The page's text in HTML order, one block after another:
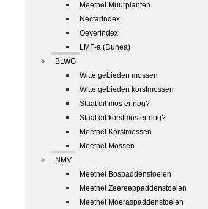
Meetnet Muurplanten
Nectarindex
Oeverindex
LMF-a (Dunea)
BLWG
Witte gebieden mossen
Witte gebieden korstmossen
Staat dit mos er nog?
Staat dit korstmos er nog?
Meetnet Korstmossen
Meetnet Mossen
NMV
Meetnet Bospaddenstoelen
Meetnet Zeereeppaddenstoelen
Meetnet Moeraspaddenstoelen